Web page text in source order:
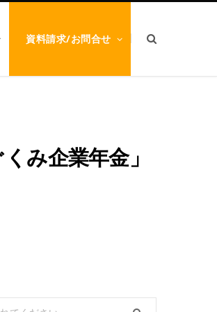
資料請求/お問合せ
み企業年金」